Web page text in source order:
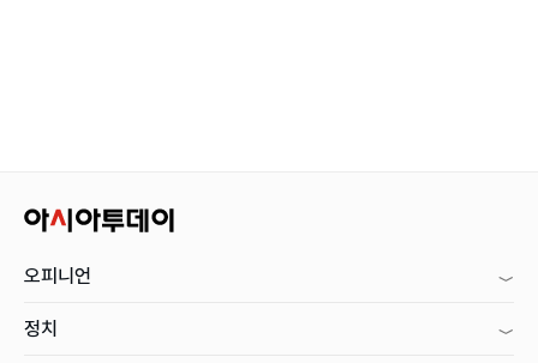
오피니언
정치